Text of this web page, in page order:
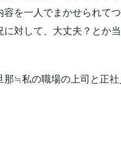
容を一人でまかせられて
に対して、大丈夫？とか
那≒私の職場の上司と正